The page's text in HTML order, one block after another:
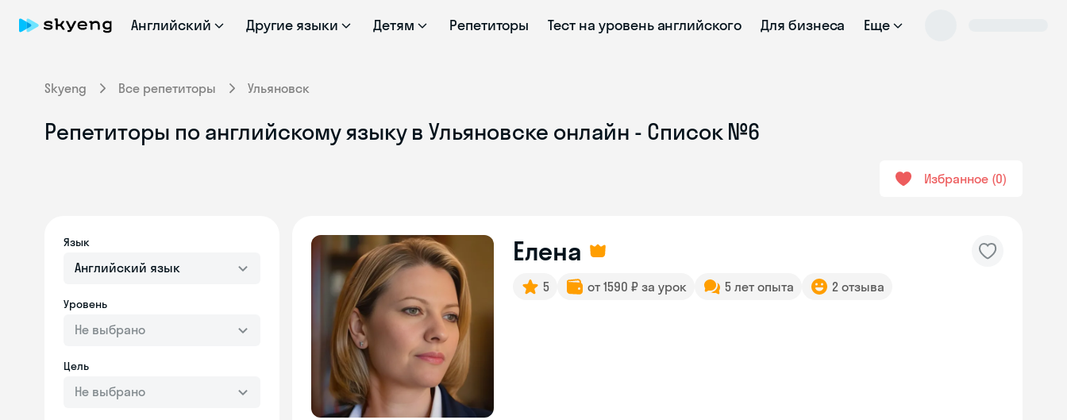
Английский Другие языки Детям Репетиторы Тест на уровень английского Для бизнеса Еще
Skyeng Все репетиторы Ульяновск
Репетиторы по английскому языку в Ульяновске онлайн - Список №6
Избранное 0
Язык
Английский язык
Уровень
Не выбрано
Цель
Не выбрано
Елена
5 от 1590 ₽ за урок 5 лет опыта 2 отзыва